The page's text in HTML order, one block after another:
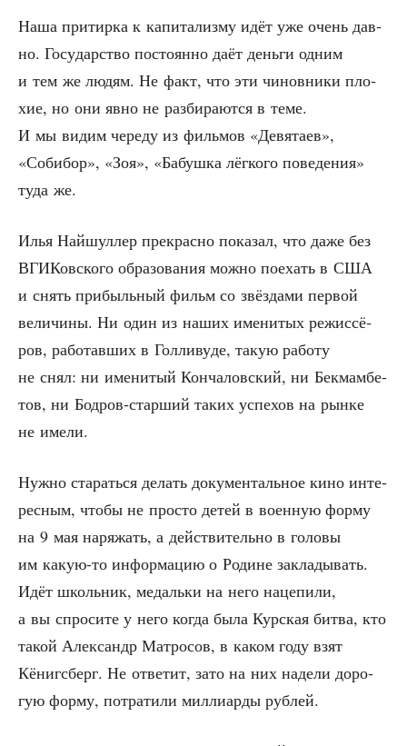
Наша при­тир­ка к капи­та­лиз­му идёт уже очень дав­
но. Госу­дар­ство посто­ян­но даёт день­ги одним
и тем же людям. Не факт, что эти чинов­ни­ки пло­
хие, но они явно не раз­би­ра­ют­ся в теме.
И мы видим чере­ду из филь­мов «Девя­та­ев»,
«Собибор», «Зоя», «Бабуш­ка лёг­ко­го пове­де­ния»
туда же.
Илья Най­шул­лер пре­крас­но пока­зал, что даже без
ВГИ­Ков­ско­го обра­зо­ва­ния мож­но поехать в США
и снять при­быль­ный фильм со звёз­да­ми пер­вой
вели­чи­ны. Ни один из наших име­ни­тых режис­сё­
ров, рабо­тав­ших в Гол­ли­ву­де, такую рабо­ту
не снял: ни име­ни­тый Кон­ча­лов­ский, ни Бек­мам­бе­
тов, ни Бод­ров-стар­ший таких успе­хов на рын­ке
не имели.
Нуж­но ста­рать­ся делать доку­мен­таль­ное кино инте­
рес­ным, что­бы не про­сто детей в воен­ную фор­му
на 9 мая наря­жать, а дей­стви­тель­но в голо­вы
им какую-то инфор­ма­цию о Родине закла­ды­вать.
Идёт школь­ник, медаль­ки на него наце­пи­ли,
а вы спро­си­те у него когда была Кур­ская бит­ва, кто
такой Алек­сандр Мат­ро­сов, в каком году взят
Кёнигсберг. Не отве­тит, зато на них наде­ли доро­
гую фор­му, потра­ти­ли мил­ли­ар­ды рублей.